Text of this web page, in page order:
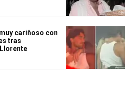
cariñoso con
tras